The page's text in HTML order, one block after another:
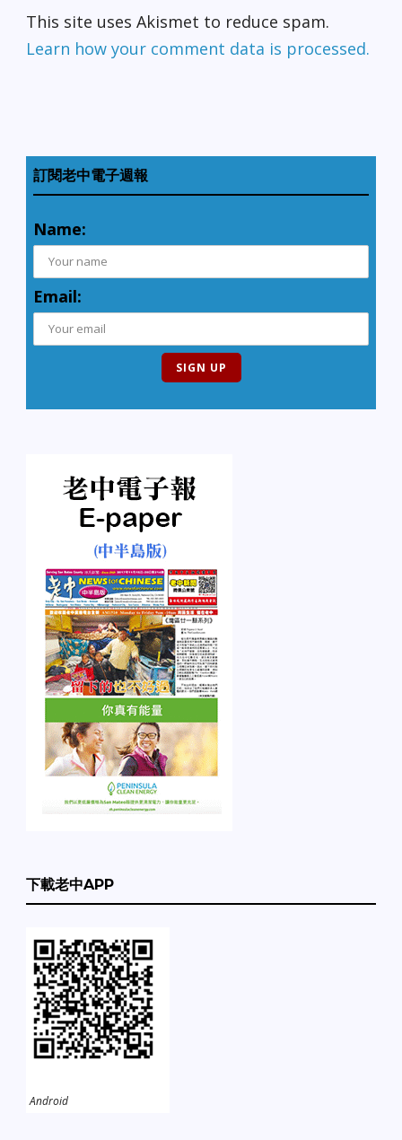
This site uses Akismet to reduce spam.
Learn how your comment data is processed.
訂閱老中電子週報
Name:
Email:
下載老中APP
Android